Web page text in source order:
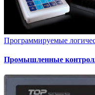
Программируемые
Промышленные